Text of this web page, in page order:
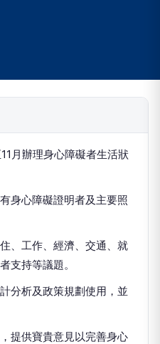
月辦理身心障礙者生活狀
身心障礙證明者及主要照
、工作、經濟、交通、就
支持等議題。
分析及政策規劃使用，並
提供寶貴意見以完善身心